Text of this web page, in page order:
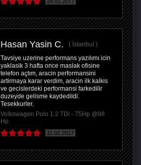
Hasan Yasin C.
İstanbul
Tavsiye uzerine performans yazılımı icin
yaklasik 3 hafta once maslak ofisine
telefon açtım, aracin performansini
artirmaya karar verdim, aracin ilk kalkis
ve gecislerdeki performansi farkedilir
duzeyde gelisme kaydedildi.
Tesekkurler.
Volkswagen Polo 1.2 TDi - 75Hp @98
Hp
11.02.2017